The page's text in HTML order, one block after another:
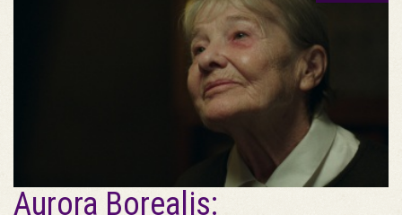
Aurora Borealis: